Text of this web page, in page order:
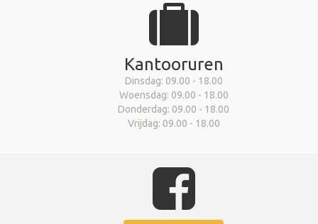
Kantooruren
Dinsdag: 09.00 - 18.00
Woensdag: 09.00 - 18.00
Donderdag: 09.00 - 18.00
Vrijdag: 09.00 - 18.00